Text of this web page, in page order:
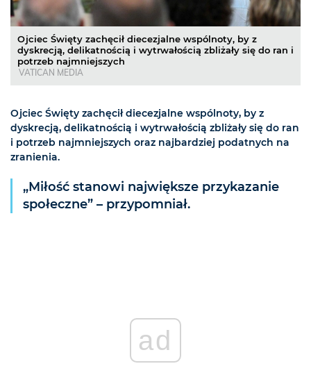
Ojciec Święty zachęcił diecezjalne wspólnoty, by z
dyskrecją, delikatnością i wytrwałością zbliżały się do ran i
potrzeb najmniejszych
VATICAN MEDIA
Ojciec Święty zachęcił diecezjalne wspólnoty, by z
dyskrecją, delikatnością i wytrwałością zbliżały się do ran
i potrzeb najmniejszych oraz najbardziej podatnych na
zranienia.
„Miłość stanowi największe przykazanie
społeczne” – przypomniał.
ad